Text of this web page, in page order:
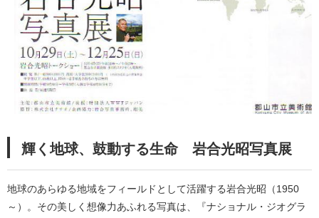
輝く地球、鼓動する生命 岩合光昭写真展
地球のあらゆる地域をフィールドとして活躍する岩合光昭（1950
～）。その美しく想像力あふれる写真は、『ナショナル・ジオグラ